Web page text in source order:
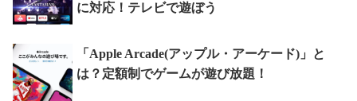
に対応！テレビで遊ぼう
「Apple Arcade(アップル・アーケード)」と
は？定額制でゲームが遊び放題！